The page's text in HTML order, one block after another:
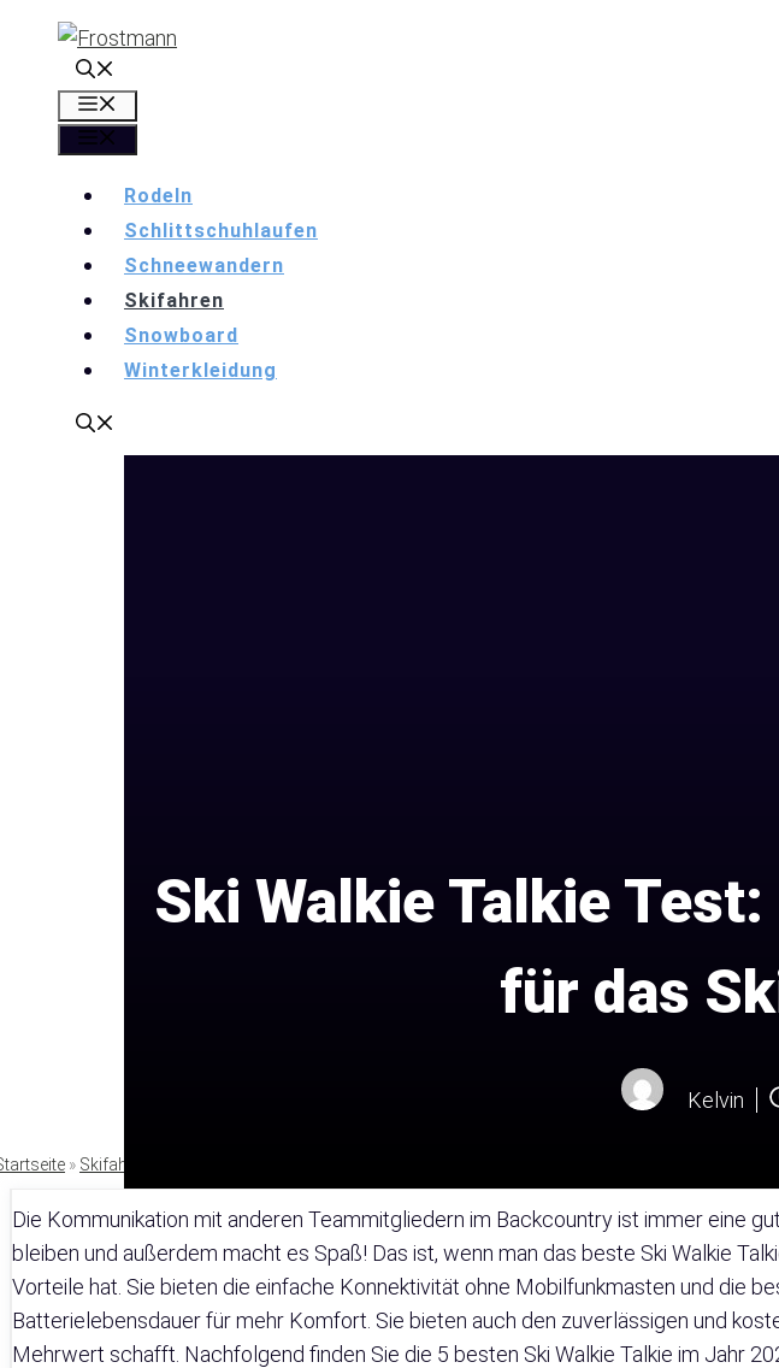
springen
Rodeln
Schlittschuhlaufen
Schneewandern
Skifahren
Snowboard
Winterkleidung
Ski Walkie Talkie
für das
Kelvin
» Skifahren
Die Kommunikation mit anderen Teammitgliedern im Backcountry ist immer eine
bleiben und außerdem macht es Spaß! Das ist, wenn man das beste Ski Walkie
Vorteile hat. Sie bieten die einfache Konnektivität ohne Mobilfunkmasten und die
Batterielebensdauer für mehr Komfort. Sie bieten auch den zuverlässigen und
Mehrwert schafft. Nachfolgend finden Sie die 5 besten Ski Walkie Talkie im Jahr